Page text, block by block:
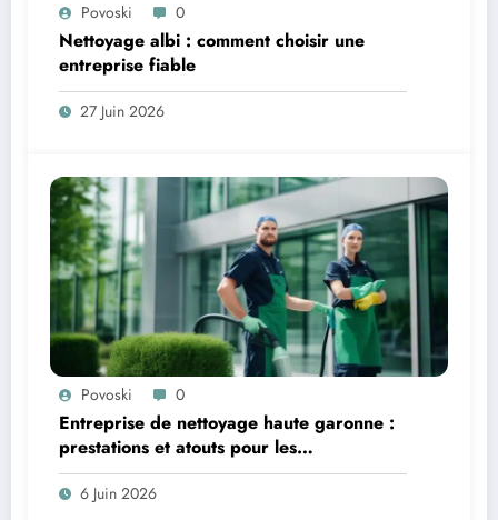
Povoski 0
Nettoyage albi : comment choisir une
entreprise fiable
27 Juin 2026
Povoski 0
Entreprise de nettoyage haute garonne :
prestations et atouts pour les
professionnels
6 Juin 2026